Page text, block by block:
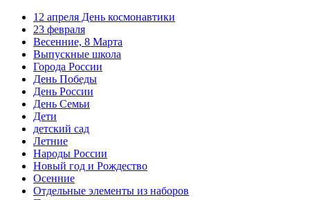
12 апреля День космонавтики
23 февраля
Весенние, 8 Марта
Выпускные школа
Города России
День Победы
День России
День Семьи
Дети
детский сад
Летние
Народы России
Новый год и Рождество
Осенние
Отдельные элементы из наборов